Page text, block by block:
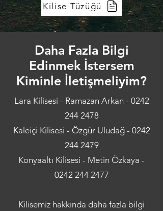
Kilise Tüzüğü
Daha Fazla Bilgi
Edinmek İstersem
Kiminle İletişmeliyim?
Lara Kilisesi - Ramazan Arkan - 0242
244 2478
Kaleiçi Kilisesi - Özgür Uludağ - 0242
244 2479
Konyaaltı Kilisesi - Metin Özkaya -
0242 244 2477
Kilisemiz hakkında daha fazla bilgi